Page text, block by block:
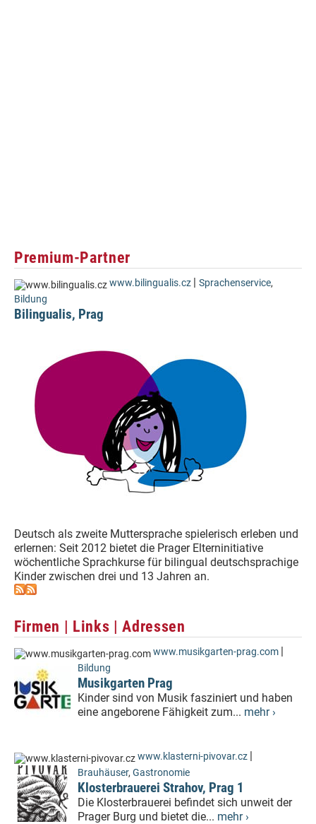
Premium-Partner
www.bilingualis.cz | Sprachenservice,
Bildung
Bilingualis, Prag
Deutsch als zweite Muttersprache spielerisch erleben und
erlernen: Seit 2012 bietet die Prager Elterninitiative
wöchentliche Sprachkurse für bilingual deutschsprachige
Kinder zwischen drei und 13 Jahren an.
Firmen | Links | Adressen
www.musikgarten-prag.com |
Bildung
Musikgarten Prag
Kinder sind von Musik fasziniert und haben
eine angeborene Fähigkeit zum... mehr ›
www.klasterni-pivovar.cz |
Brauhäuser, Gastronomie
Klosterbrauerei Strahov, Prag 1
Die Klosterbrauerei befindet sich unweit der
Prager Burg und bietet die... mehr ›